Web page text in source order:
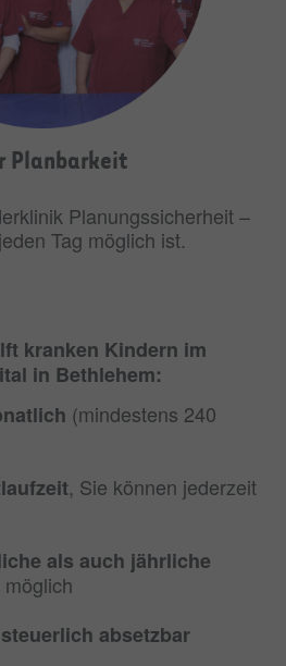
Planbarkeit
Planungssicherheit –
Tag möglich ist.
kranken Kindern im
in Bethlehem:
(mindestens 240
, Sie können jederzeit
als auch jährliche
möglich
steuerlich absetzbar